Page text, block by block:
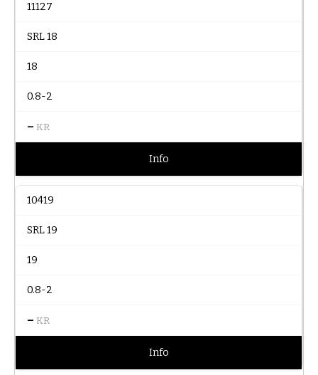
11127
SRL 18
18
0.8-2
– KR
Info
10419
SRL 19
19
0.8-2
– KR
Info